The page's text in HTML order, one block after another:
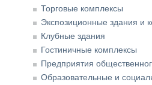
Торговые комплексы
Экспозиционные здания и
Клубные здания
Гостиничные комплексы
Предприятия
Образовательные и